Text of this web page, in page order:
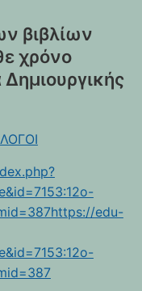
βιβλίων
χρόνο
edu-